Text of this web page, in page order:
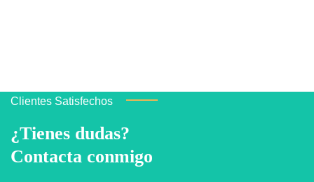
Clientes Satisfechos
¿Tienes dudas?
Contacta conmigo